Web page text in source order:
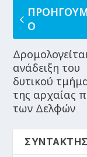
Ο
ανάδειξη του
δυτικού
της αρχαίας
των Δελφών